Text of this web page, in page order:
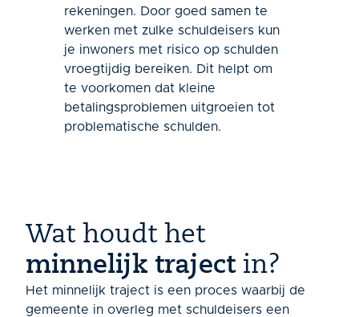
rekeningen. Door goed samen te
werken met zulke schuldeisers kun
je inwoners met risico op schulden
vroegtijdig bereiken. Dit helpt om
te voorkomen dat kleine
betalingsproblemen uitgroeien tot
problematische schulden.
Wat houdt het
minnelijk traject in?
Het minnelijk traject is een proces waarbij de
gemeente in overleg met schuldeisers een